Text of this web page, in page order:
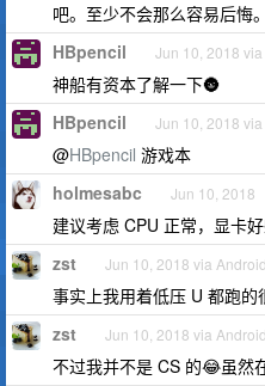
吧。至少不会那么容易后悔。
HBpencil Jun 10, 2018
神船有资本了解一下🌚
HBpencil Jun 10, 2018
@HBpencil 游戏本
holmesabc Jun 10, 2018
建议考虑 CPU 正常，显卡好
zst Jun 10, 2018 via Android
事实上我用着低压 U 都跑
zst Jun 10, 2018 via Android
不过我并不是 CS 的😂虽然